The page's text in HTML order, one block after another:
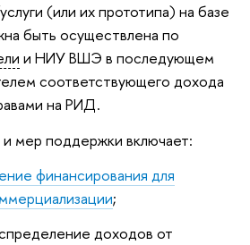
(или их прототипа) на базе
быть осуществлена по
и НИУ ВШЭ в последующем
соответствующего дохода
на РИД.
мер поддержки включает:
финансирования для
;
доходов от